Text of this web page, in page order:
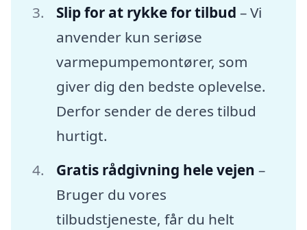
Slip for at rykke for tilbud – Vi
anvender kun seriøse
varmepumpemontører, som
giver dig den bedste oplevelse.
Derfor sender de deres tilbud
hurtigt.
Gratis rådgivning hele vejen –
Bruger du vores
tilbudstjeneste, får du helt